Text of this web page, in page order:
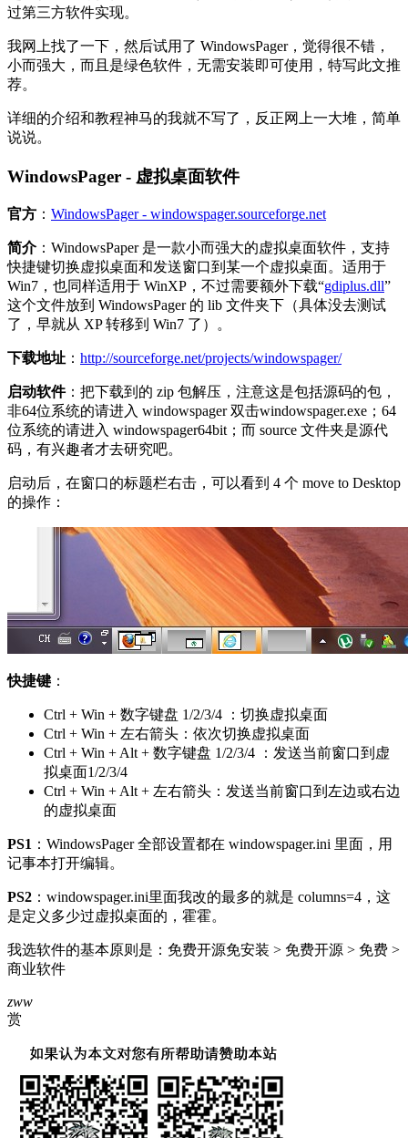
过第三方软件实现。
我网上找了一下，然后试用了 WindowsPager，觉得很不错，
小而强大，而且是绿色软件，无需安装即可使用，特写此文推
荐。
详细的介绍和教程神马的我就不写了，反正网上一大堆，简单
说说。
WindowsPager - 虚拟桌面软件
官方 ： WindowsPager - windowspager.sourceforge.net
简介：WindowsPaper 是一款小而强大的虚拟桌面软件，支持
快捷键切换虚拟桌面和发送窗口到某一个虚拟桌面。适用于
Win7，也同样适用于 WinXP，不过需要额外下载“gdiplus.dll”
这个文件放到 WindowsPager 的 lib 文件夹下（具体没去测试
了，早就从 XP 转移到 Win7 了）。
下载地址 ： http://sourceforge.net/projects/windowspager/
启动软件：把下载到的 zip 包解压，注意这是包括源码的包，
非64位系统的请进入 windowspager 双击windowspager.exe；64
位系统的请进入 windowspager64bit；而 source 文件夹是源代
码，有兴趣者才去研究吧。
启动后，在窗口的标题栏右击，可以看到 4 个 move to Desktop
的操作：
快捷键 ：
Ctrl + Win + 数字键盘 1/2/3/4 ：切换虚拟桌面
Ctrl + Win + 左右箭头：依次切换虚拟桌面
Ctrl + Win + Alt + 数字键盘 1/2/3/4 ：发送当前窗口到虚
拟桌面1/2/3/4
Ctrl + Win + Alt + 左右箭头：发送当前窗口到左边或右边
的虚拟桌面
PS1 ：WindowsPager 全部设置都在 windowspager.ini 里面，用
记事本打开编辑。
PS2 ：windowspager.ini里面我改的最多的就是 columns=4，这
是定义多少过虚拟桌面的，霍霍。
我选软件的基本原则是：免费开源免安装 > 免费开源 > 免费 >
商业软件
zww
赏